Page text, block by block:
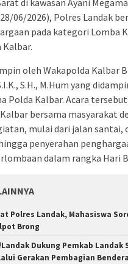
06/2026), Polres Landak
pada kategori Lomba
oleh Wakapolda Kalbar
S.H., M.Hum yang
Polda Kalbar. Acara
bersama masyarakat
mulai dari jalan santai,
penyerahan
dalam rangka Hari
Polres Landak, Mahasiswa
Brong
Dukung Pemkab Landak
Gerakan Pembagian Bendera